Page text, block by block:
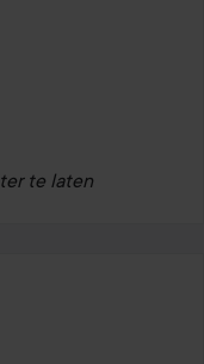
te laten
geleden